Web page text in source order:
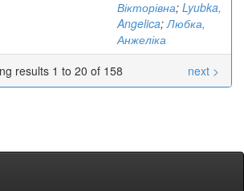
Вікторівна; Lyubka,
Angelica;Любка,
Анжеліка
results 1 to 20 of 158
next >